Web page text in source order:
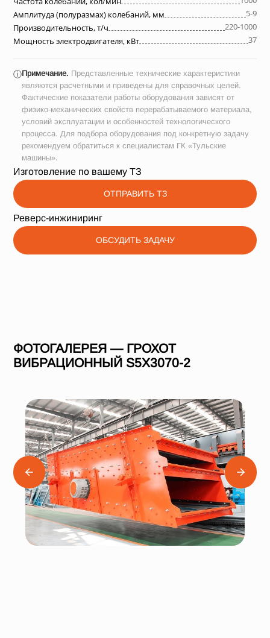
Амплитуда (полуразмах) колебаний, мм
5-9
Производительность, т/ч
220-1000
Мощность электродвигателя, кВт
37
ⓘПримечание. Представленные технические характеристики
являются расчетными и приведены для справочных целей.
Фактические показатели работы оборудования зависят от
физико-механических свойств перерабатываемого материала,
условий эксплуатации и особенностей технологического
процесса. Для подбора оборудования под конкретную задачу
рекомендуем обратиться к специалистам ГК «Тульские
машины».
Изготовление по вашему ТЗ
ОТПРАВИТЬ ТЗ
Реверс-инжиниринг
ОБСУДИТЬ ЗАДАЧУ
ФОТОГАЛЕРЕЯ — ГРОХОТ
ВИБРАЦИОННЫЙ S5X3070-2